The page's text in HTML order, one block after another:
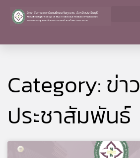
Category: ข่าว
ประชาสัมพันธ์
PagePagePagePage